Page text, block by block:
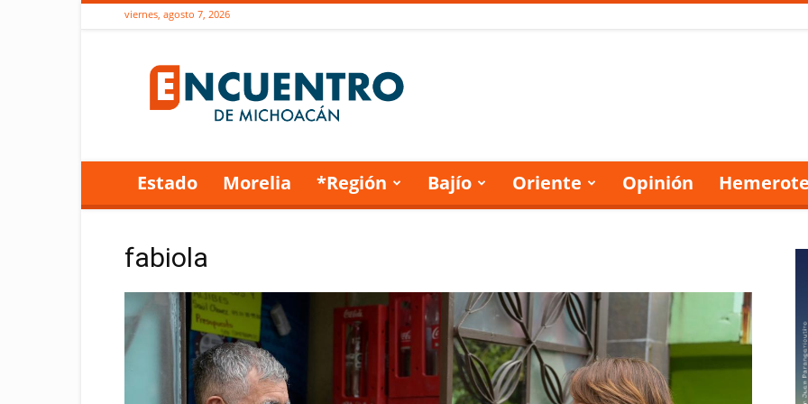
viernes, agosto 7, 2026
de
Michoacán
Estado Morelia *Región Bajío Oriente Opinión
fabiola